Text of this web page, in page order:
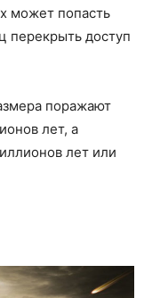
может попасть
перекрыть доступ
поражают
лет, а
лет или